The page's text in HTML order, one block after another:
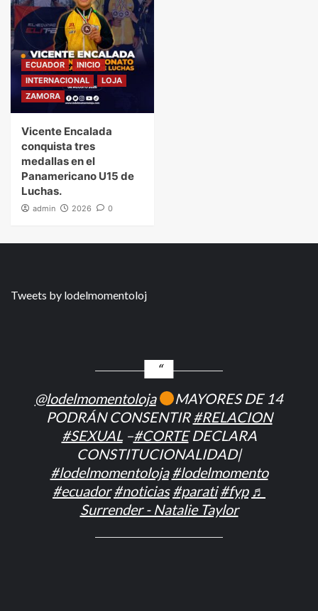
ECUADOR
INICIO
INTERNACIONAL
LOJA
ZAMORA
Vicente Encalada
conquista tres
medallas en el
Panamericano U15 de
Luchas.
admin 2026 0
Tweets by lodelmomentoloj
@lodelmomentoloja
MAYORES DE 14
PODRÁN CONSENTIR#RELACION
#SEXUAL–#CORTEDECLARA
CONSTITUCIONALIDAD|
#lodelmomentoloja #lodelmomento
#ecuador #noticias #parati #fyp ♬
Surrender - Natalie Taylor